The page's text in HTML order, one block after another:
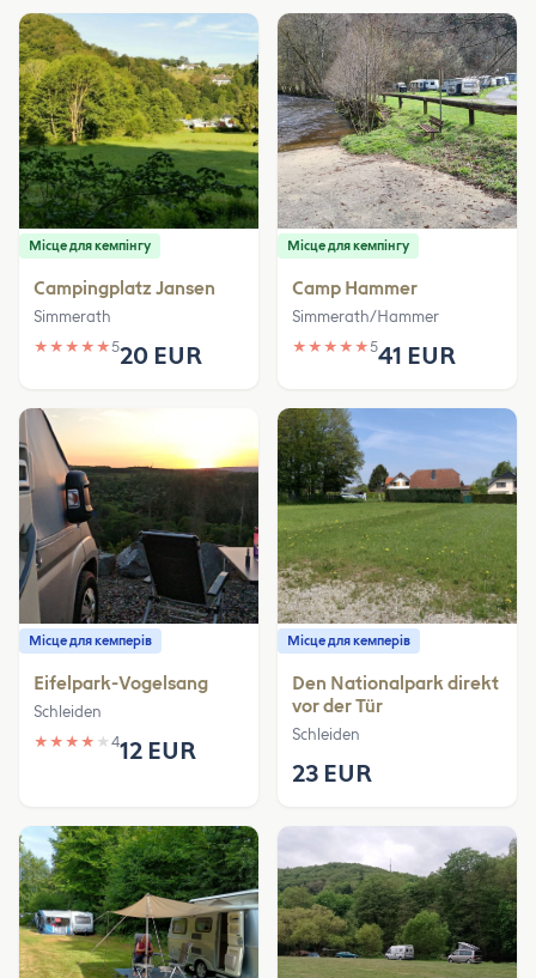
Місце для кемпінгу
Campingplatz Jansen
Simmerath
★ ★ ★ ★ ★520 EUR
Місце для кемпінгу
Camp Hammer
Simmerath/Hammer
★ ★ ★ ★ ★541 EUR
Місце для кемперів
Eifelpark-Vogelsang
Schleiden
★ ★ ★ ★ ★ 412 EUR
Місце для кемперів
Den Nationalpark direkt
vor der Tür
Schleiden
23 EUR